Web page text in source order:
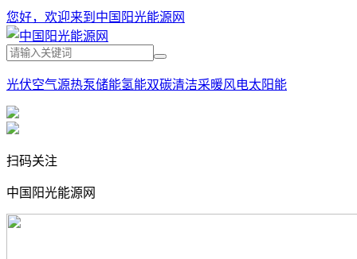
您好，欢迎来到中国阳光能源网
光伏空气源热泵储能氢能双碳清洁采暖风电太阳能
扫码关注
中国阳光能源网